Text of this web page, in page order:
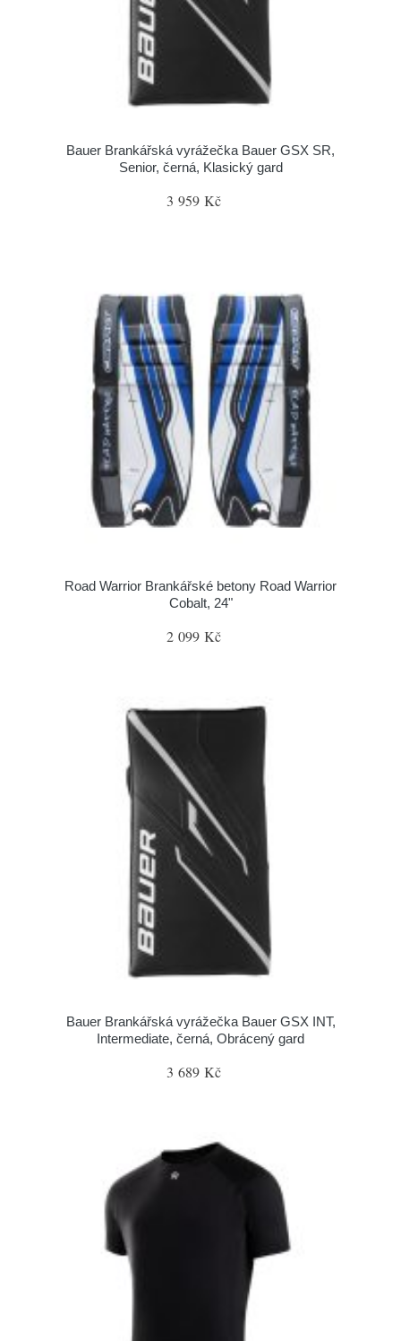
Bauer Brankářská vyrážečka Bauer GSX SR,
Senior, černá, Klasický gard
3 959 Kč
Road Warrior Brankářské betony Road Warrior
Cobalt, 24"
2 099 Kč
Bauer Brankářská vyrážečka Bauer GSX INT,
Intermediate, černá, Obrácený gard
3 689 Kč